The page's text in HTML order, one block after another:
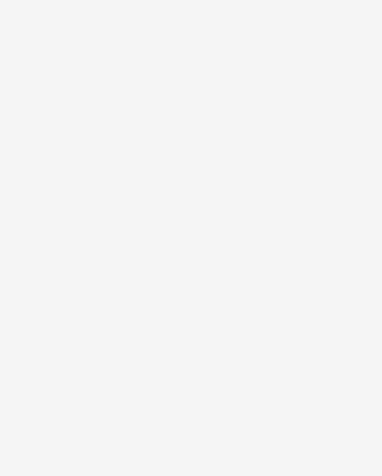
Begeleiden en behandelen
over 4 Begeleiden en behandelen